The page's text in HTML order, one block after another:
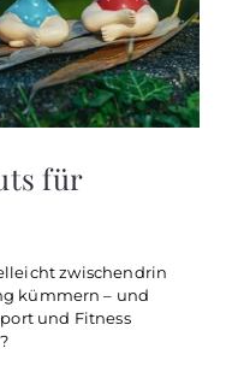
für
zwischendrin
kümmern – und
und Fitness